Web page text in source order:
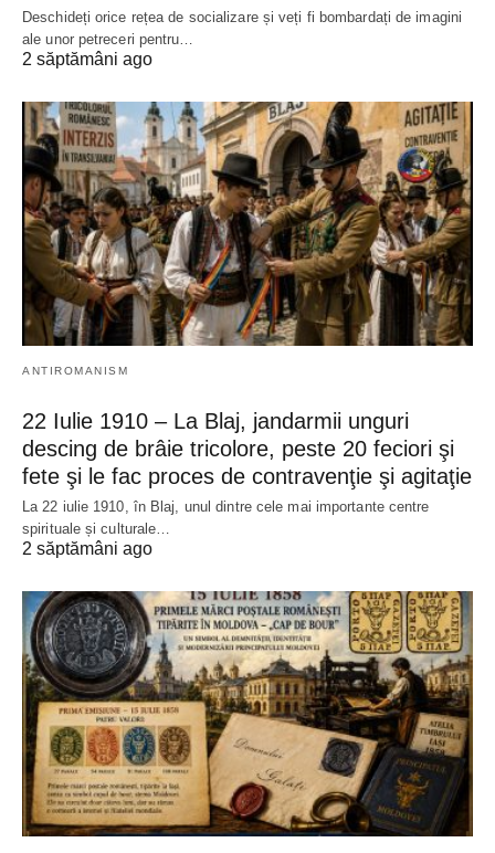
Deschideți orice rețea de socializare și veți fi bombardați de imagini
ale unor petreceri pentru…
2 săptămâni ago
ANTIROMANISM
22 Iulie 1910 – La Blaj, jandarmii unguri
descing de brâie tricolore, peste 20 feciori şi
fete şi le fac proces de contravenţie şi agitaţie
La 22 iulie 1910, în Blaj, unul dintre cele mai importante centre
spirituale și culturale…
2 săptămâni ago